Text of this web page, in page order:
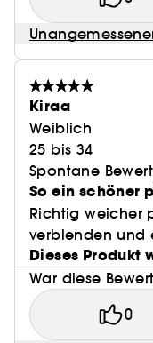
Kiraa
Weiblich
25 bis 34
Spontane
So ein schöner
Richtig weicher
verblenden und
Dieses Produkt
War diese
0